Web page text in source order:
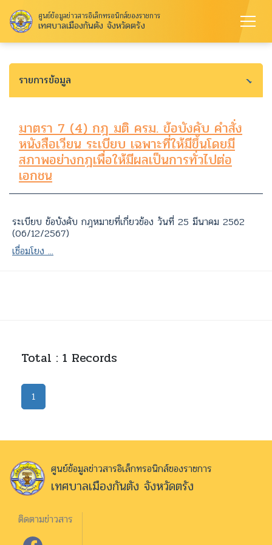
ศูนย์ข้อมูลข่าวสารอิเล็กทรอนิกส์ของราชการ
เทศบาลเมืองกันตัง จังหวัดตรัง
รายการข้อมูล
มาตรา 7 (4) กฎ มติ ครม. ข้อบังคับ คำสั่ง
หนังสือเวียน ระเบียบ เฉพาะที่ให้มีขึ้นโดยมี
สภาพอย่างกฎเพื่อให้มีผลเป็นการทั่วไปต่อ
เอกชน
ระเบียบ ข้อบังคับ กฎหมายที่เกี่ยวข้อง วันที่ 25 มีนาคม 2562
(06/12/2567)
เชื่อมโยง ...
Total : 1 Records
1
ศูนย์ข้อมูลข่าวสารอิเล็กทรอนิกส์ของราชการ
เทศบาลเมืองกันตัง จังหวัดตรัง
ติดตามข่าวสาร